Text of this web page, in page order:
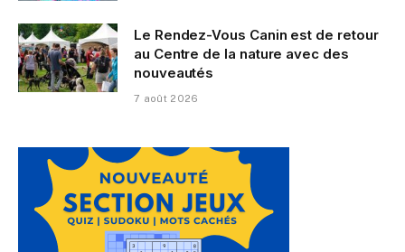
Le Rendez-Vous Canin est de retour
au Centre de la nature avec des
nouveautés
7 août 2026